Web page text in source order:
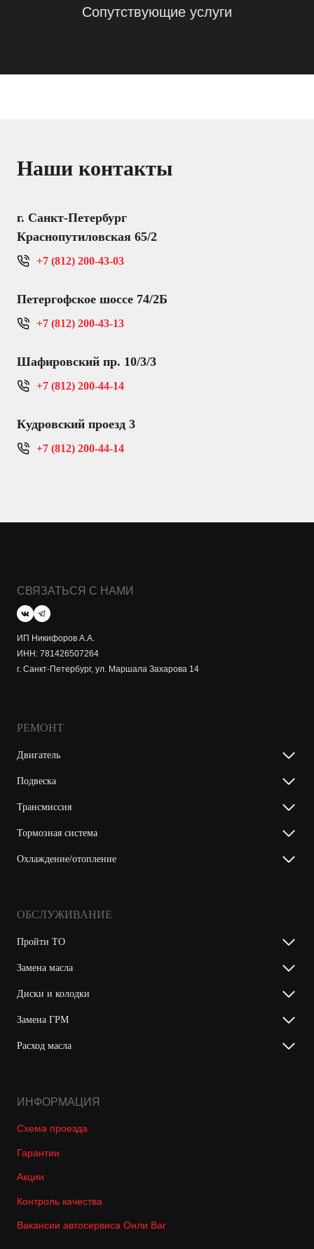
Сопутствующие услуги
Наши контакты
г. Санкт-Петербург
Краснопутиловская 65/2
+7 (812) 200-43-03
Петергофское шоссе 74/2Б
+7 (812) 200-43-13
Шафировский пр. 10/3/3
+7 (812) 200-44-14
Кудровский проезд 3
+7 (812) 200-44-14
СВЯЗАТЬСЯ С НАМИ
ИП Никифоров А.А.
ИНН: 781426507264
г. Санкт-Петербург, ул. Маршала Захарова 14
РЕМОНТ
Двигатель
Подвеска
Трансмиссия
Тормозная система
Охлаждение/отопление
ОБСЛУЖИВАНИЕ
Пройти ТО
Замена масла
Диски и колодки
Замена ГРМ
Расход масла
ИНФОРМАЦИЯ
Схема проезда
Гарантии
Акции
Контроль качества
Вакансии автосервиса Онли Ваг